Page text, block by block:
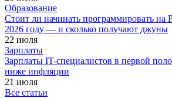
Образование
Стоит ли начинать программировать на
2026 году — и сколько получают джуны
22 июля
Зарплаты
Зарплаты IT-специалистов в первой
ниже инфляции
21 июля
Все статьи